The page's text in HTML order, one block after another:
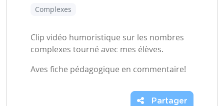
Complexes
Clip vidéo humoristique sur les nombres
complexes tourné avec mes élèves.
Aves fiche pédagogique en commentaire!
Partager